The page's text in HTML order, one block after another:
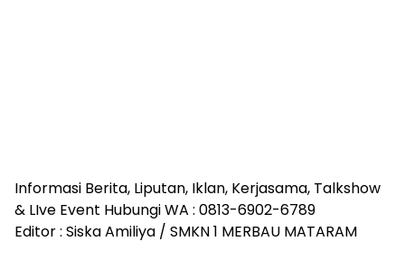
Informasi Berita, Liputan, Iklan, Kerjasama, Talkshow
& LIve Event Hubungi WA : 0813-6902-6789
Editor : Siska Amiliya / SMKN 1 MERBAU MATARAM